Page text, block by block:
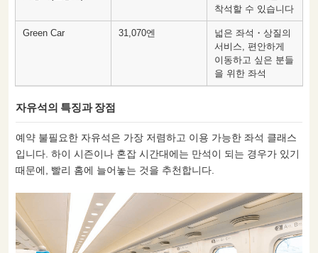
착석할 수 있습니다
Green Car 31,070엔
넓은 좌석・상질의
서비스, 편안하게
이동하고 싶은 분들
을 위한 좌석
자유석의 특징과 장점
예약 불필요한 자유석은 가장 저렴하고 이용 가능한 좌석 클래스
입니다. 하이 시즌이나 혼잡 시간대에는 만석이 되는 경우가 있기
때문에, 빨리 홈에 늘어놓는 것을 추천합니다.